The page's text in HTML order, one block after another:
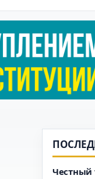
Честный